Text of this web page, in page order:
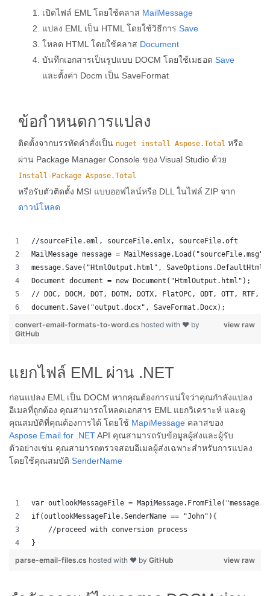
เปิดไฟล์ EML โดยใช้คลาส MailMessage
แปลง EML เป็น HTML โดยใช้วิธีการ Save
โหลด HTML โดยใช้คลาส Document
บันทึกเอกสารเป็นรูปแบบ DOCM โดยใช้เมธอด Save
และตั้งค่า Docm เป็น SaveFormat
ข้อกำหนดการแปลง
ติดตั้งจากบรรทัดคำสั่งเป็น nuget install Aspose.Total หรือ
ผ่าน Package Manager Console ของ Visual Studio ด้วย
Install-Package Aspose.Total
หรือรับตัวติดตั้ง MSI แบบออฟไลน์หรือ DLL ในไฟล์ ZIP จาก
ดาวน์โหลด
//sourceFile.eml, sourceFile.emlx, sourceFile.oft
MailMessage message =
message.Save("HtmlOutput.html",
Document document = new Document("HtmlOutput.html");
// DOC, DOCM, DOT, DOTM, DOTX, FlatOPC, ODT, OTT, RTF,
document.Save("output.docx", SaveFormat.Docx);
view raw
convert-email-formats-to-word.cs hosted with ❤ by
GitHub
แยกไฟล์ EML ผ่าน .NET
ก่อนแปลง EML เป็น DOCM หากคุณต้องการแน่ใจว่าคุณกำลังแปลง
อีเมลที่ถูกต้อง คุณสามารถโหลดเอกสาร EML แยกวิเคราะห์ และดู
คุณสมบัติที่คุณต้องการได้ โดยใช้ MapiMessage คลาสของ
Aspose.Email for .NETAPI คุณสามารถรับข้อมูลผู้ส่งและผู้รับ
ตัวอย่างเช่น คุณสามารถตรวจสอบอีเมลผู้ส่งเฉพาะสำหรับการแปลง
โดยใช้คุณสมบัติ SenderName
var outlookMessageFile =
if(outlookMessageFile.SenderName == "John"){
    //proceed with conversion process
}
view raw
parse-email-files.cs hosted with ❤ by GitHub